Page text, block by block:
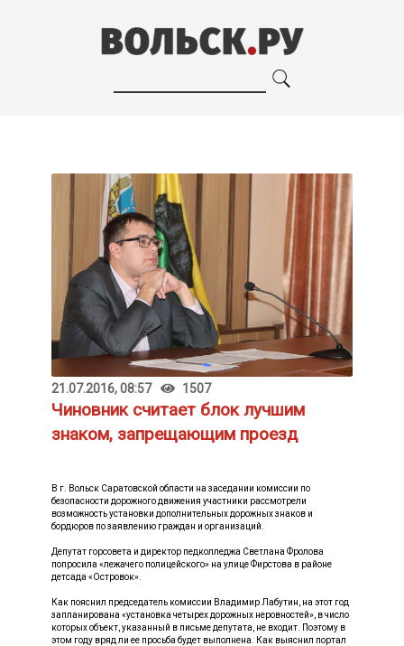
21.07.2016, 08:57 1507
Чиновник считает блок лучшим
знаком, запрещающим проезд
В г. Вольск Саратовской области на заседании комиссии по
безопасности дорожного движения участники рассмотрели
возможность установки дополнительных дорожных знаков и
бордюров по заявлению граждан и организаций.
Депутат горсовета и директор педколледжа Светлана Фролова
попросила «лежачего полицейского» на улице Фирстова в районе
детсада «Островок».
Как пояснил председатель комиссии Владимир Лабутин, на этот год
запланирована «установка четырех дорожных неровностей», в число
которых объект, указанный в письме депутата, не входит. Поэтому в
этом году вряд ли ее просьба будет выполнена. Как выяснил портал